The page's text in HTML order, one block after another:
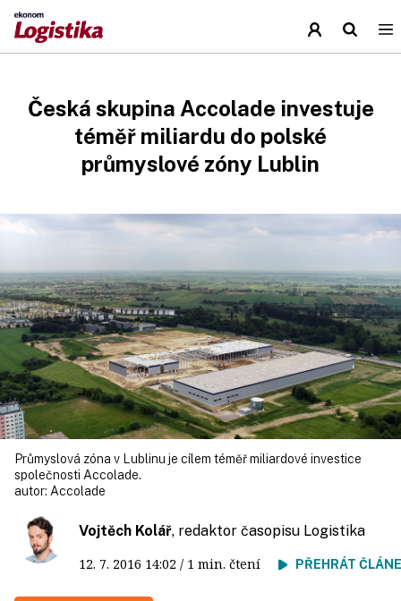
Česká skupina Accolade investuje
téměř miliardu do polské
průmyslové zóny Lublin
Průmyslová zóna v Lublinu je cílem téměř miliardové investice
společnosti Accolade.
autor: Accolade
Vojtěch Kolář, redaktor časopisu Logistika
12. 7. 2016 14:02 / 1 min. čtení PŘEHRÁT